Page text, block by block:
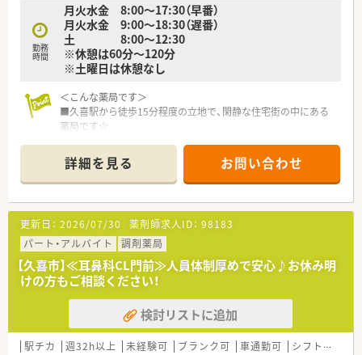
勤務
時間
月火水金 8:00～17:30（早番）
月火水金 9:00～18:30（遅番）
土 8:00～12:30
※休憩は60分～120分
※土曜日は休憩なし
＜こんな薬局です＞
■久喜駅から徒歩15分程度の立地で、閑静な住宅街の中にある
薬局です☆
利用が便利です♪
■門前の医療機関とはマンツーマンで、内科をメインに処方箋を
応需しています。良好な関係で連携も取りやすいです♪
■近隣に住む患者様が多く、地域に溶け込んで働ける環境です☆
■スタッフは優しく穏やかな方ばかりで入職後も丁寧に教えて
頂ける雰囲気です！
＜ライフワークバランス＞
■店舗は木曜・土曜午後・日曜・祝日がお休みの為、週休2.5日での
勤務が可能です！
■シフトによって週休3日になる週もあり、プライベートと両立
したい方にオススメです！
■加えて、夏季・年末年始・GWの長期休暇もありますので、年間
休日は130日程度ございます♪
詳細を見る お問い合わせ
更新日： 2026/07/30 薬剤師求人ID： 98183
パート・アルバイト
調剤薬局
【久喜市】≪耳鼻科CL門前≫人員体制厚めで安心♪お休み明
けの方もご相談ください！
検討リストに追加
駅チカ 週32h以上 未経験可 ブランク可 車通勤可 シフト制